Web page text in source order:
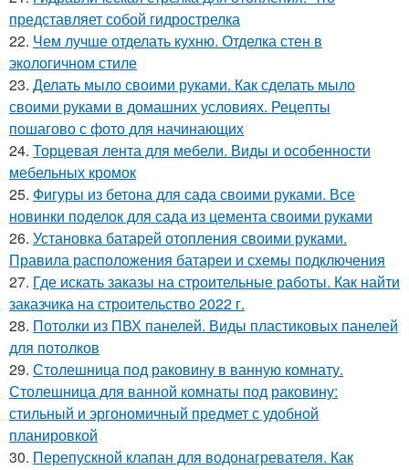
представляет собой гидрострелка
22. Чем лучше отделать кухню. Отделка стен в
экологичном стиле
23. Делать мыло своими руками. Как сделать мыло
своими руками в домашних условиях. Рецепты
пошагово с фото для начинающих
24. Торцевая лента для мебели. Виды и особенности
мебельных кромок
25. Фигуры из бетона для сада своими руками. Все
новинки поделок для сада из цемента своими руками
26. Установка батарей отопления своими руками.
Правила расположения батареи и схемы подключения
27. Где искать заказы на строительные работы. Как найти
заказчика на строительство 2022 г.
28. Потолки из ПВХ панелей. Виды пластиковых панелей
для потолков
29. Столешница под раковину в ванную комнату.
Столешница для ванной комнаты под раковину:
стильный и эргономичный предмет с удобной
планировкой
30. Перепускной клапан для водонагревателя. Как